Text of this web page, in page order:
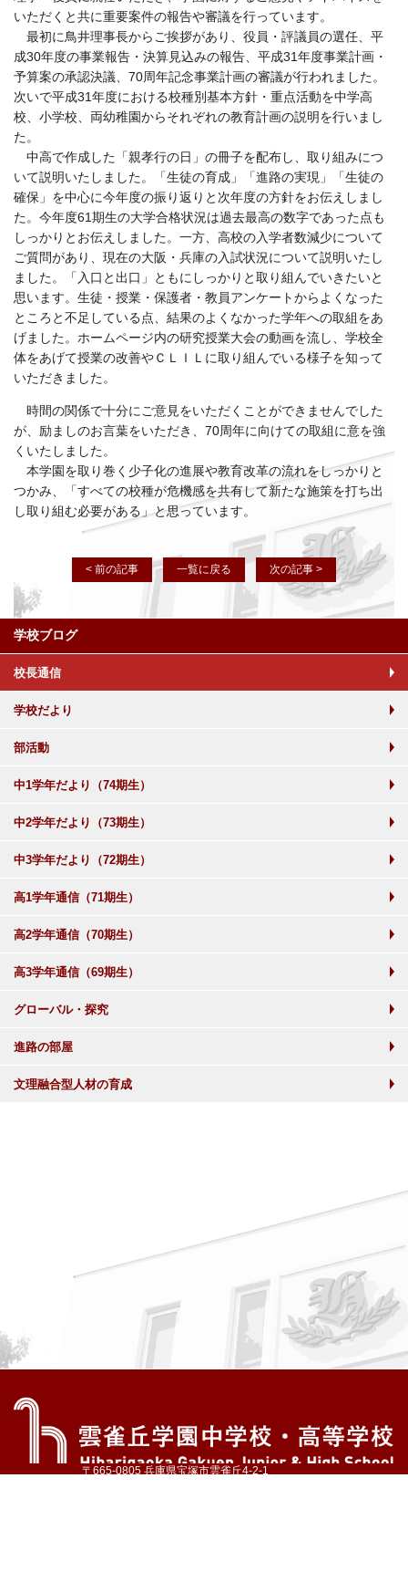
いただくと共に重要案件の報告や審議を行っています。
最初に鳥井理事長からご挨拶があり、役員・評議員の選任、平
成30年度の事業報告・決算見込みの報告、平成31年度事業計画・
予算案の承認決議、70周年記念事業計画の審議が行われました。
次いで平成31年度における校種別基本方針・重点活動を中学高
校、小学校、両幼稚園からそれぞれの教育計画の説明を行いまし
た。
中高で作成した「親孝行の日」の冊子を配布し、取り組みにつ
いて説明いたしました。「生徒の育成」「進路の実現」「生徒の
確保」を中心に今年度の振り返りと次年度の方針をお伝えしまし
た。今年度61期生の大学合格状況は過去最高の数字であった点も
しっかりとお伝えしました。一方、高校の入学者数減少について
ご質問があり、現在の大阪・兵庫の入試状況について説明いたし
ました。「入口と出口」ともにしっかりと取り組んでいきたいと
思います。生徒・授業・保護者・教員アンケートからよくなった
ところと不足している点、結果のよくなかった学年への取組をあ
げました。ホームページ内の研究授業大会の動画を流し、学校全
体をあげて授業の改善やＣＬＩＬに取り組んでいる様子を知って
いただきました。
時間の関係で十分にご意見をいただくことができませんでした
が、励ましのお言葉をいただき、70周年に向けての取組に意を強
くいたしました。
本学園を取り巻く少子化の進展や教育改革の流れをしっかりと
つかみ、「すべての校種が危機感を共有して新たな施策を打ち出
し取り組む必要がある」と思っています。
< 前の記事 一覧に戻る 次の記事 >
学校ブログ
校長通信
学校だより
部活動
中1学年だより（74期生）
中2学年だより（73期生）
中3学年だより（72期生）
高1学年通信（71期生）
高2学年通信（70期生）
高3学年通信（69期生）
グローバル・探究
進路の部屋
文理融合型人材の育成
〒665-0805 兵庫県宝塚市雲雀丘4-2-1